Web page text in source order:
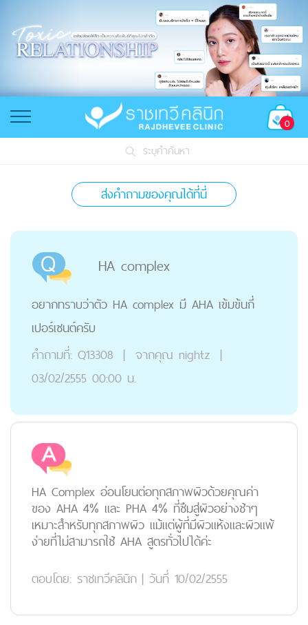
0
ระบุคำค้นหา
ส่งคำถามของคุณได้ที่นี่
HA complex
อยากทราบว่าตัว HA complex มี AHA เข้มข้นกี่
เปอร์เซนต์ครับ
คำถามที่: Q13308 | จากคุณ nightz |
03/02/2555 00:00 น.
HA Complex อ่อนโยนต่อทุกสภาพผิวด้วยคุณค่า
ของ AHA 4% และ PHA 4% ที่ซึมสู่ผิวอย่างช้าๆ
เหมาะสำหรับทุกสภาพผิว แม้แต่ผู้ที่มีผิวแห้งและผิวแพ้
ง่ายที่ไม่สามารถใช้ AHA สูตรทั่วไปได้ค่ะ
ตอบโดย: ราชเทวีคลินิก | วันที่ 10/02/2555